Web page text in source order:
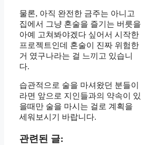
물론, 아직 완전한 금주는 아니고
집에서 그냥 혼술을 즐기는 버릇을
아예 고쳐봐야겠다 싶어서 시작한
프로젝트인데 혼술이 진짜 위험한
거 였구나라는 걸 느끼고 있습니
다.
습관적으로 술을 마셔왔던 분들이
라면 앞으로 지인들과의 약속이 있
을때만 술을 마시는 걸로 계획을
세워보시기 바랍니다.
관련된 글: